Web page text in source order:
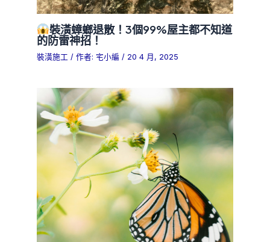
裝潢蟑螂退散！3個99%屋主都不知道
的防雷神招！
裝潢施工 / 作者: 宅小編/ 20 4 月, 2025